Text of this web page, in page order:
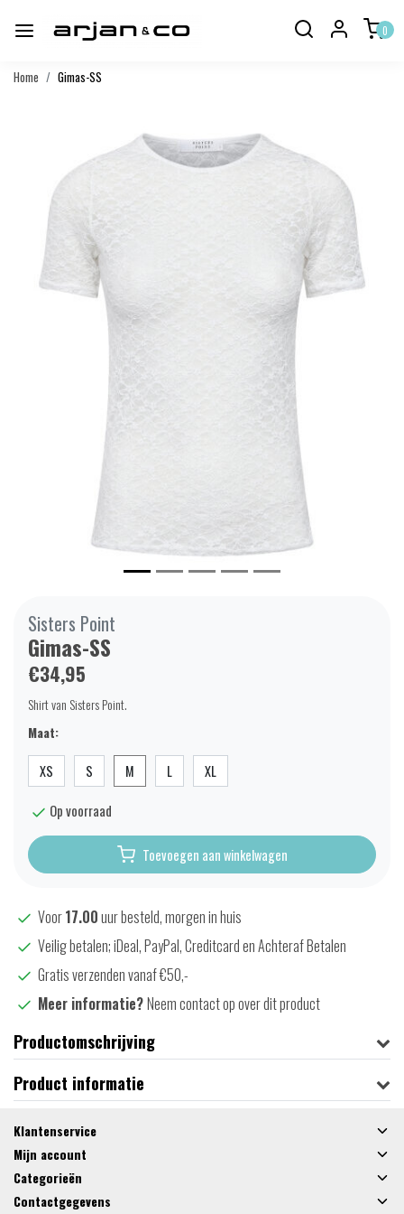
0
Home Gimas-SS
Sisters Point
Gimas-SS
€34,95
Shirt van Sisters Point.
Maat:
XS S M L XL
Op voorraad
Toevoegen aan winkelwagen
Voor17.00uur besteld, morgen in huis
Veilig betalen; iDeal, PayPal, Creditcard en Achteraf Betalen
Gratis verzenden vanaf €50,-
Meer informatie?Neem contact op over dit product
Productomschrijving
Product informatie
Klantenservice
Mijn account
Categorieën
Contactgegevens